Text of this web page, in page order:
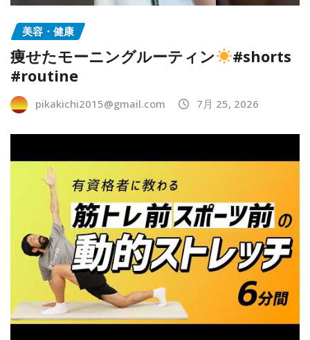
美容・健康
痩せたモーニングルーティン
#shorts
#routine
pikakichi2015@gmail.com 7月 25, 2026